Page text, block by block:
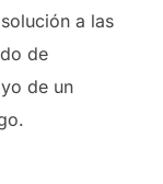
a las
de
de un